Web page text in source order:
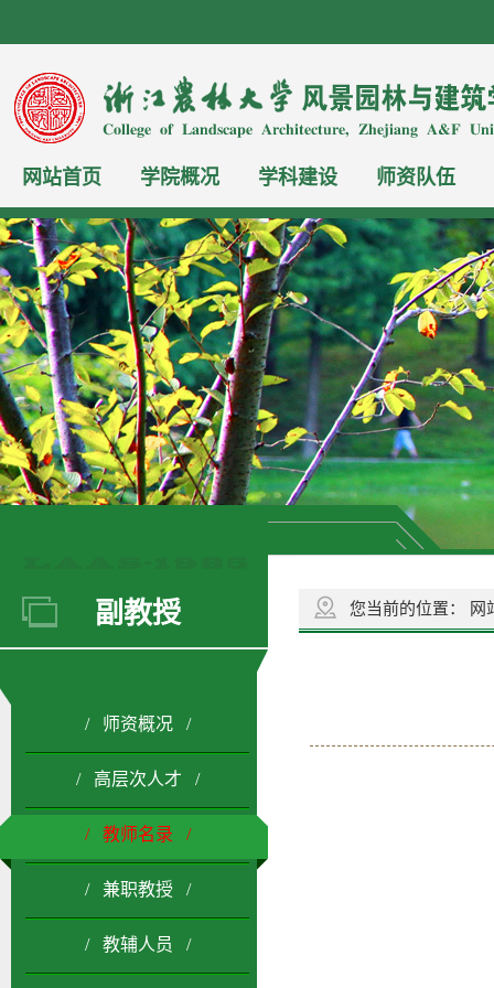
网站首页 学院概况 学科建设 师资队伍
副教授
/ 师资概况 /
/ 高层次人才 /
/ 教师名录 /
/ 兼职教授 /
/ 教辅人员 /
您当前的位置： 网